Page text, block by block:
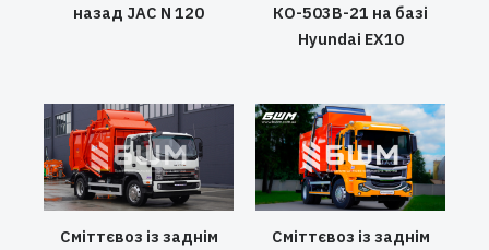
назад JAC N 120
КО-503В-21 на базі
Hyundai EX10
Сміттєвоз із заднім
Сміттєвоз із заднім